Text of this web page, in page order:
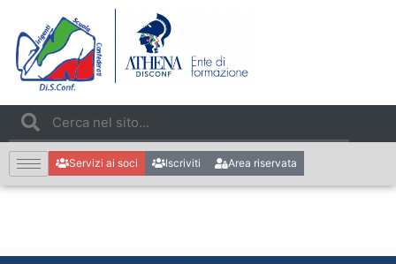
Servizi ai soci Iscriviti Area riservata